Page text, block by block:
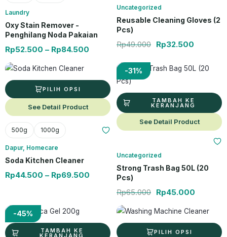
Laundry
Oxy Stain Remover -
Penghilang Noda Pakaian
Rp52.500 – Rp84.500
Uncategorized
Reusable Cleaning Gloves (2
Pcs)
Rp49.000 Rp32.500
PILIH OPSI
Produk ini memiliki beberapa varian. Pilihan ini dapat diambil di
See Detail Product
500g 1000g
Dapur, Homecare
Soda Kitchen Cleaner
Rp44.500 – Rp69.500
Rentang harga: Rp44.500 hingga
-31%
TAMBAH KE
KERANJANG
See Detail Product
Uncategorized
Strong Trash Bag 50L (20
Pcs)
Rp65.000
Harga aslinya
Rp45.000
Harga
-45%
TAMBAH KE
KERANJANG
Harga aslinya adalah: Rp88.000.
Harga saat ini adalah: Rp48.500.
PILIH OPSI
Produk ini memiliki beberapa